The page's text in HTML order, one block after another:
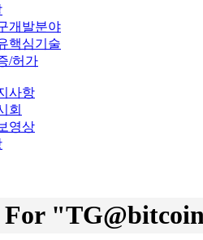
개발분야
핵심기술
/허가
사항
회
영상
For